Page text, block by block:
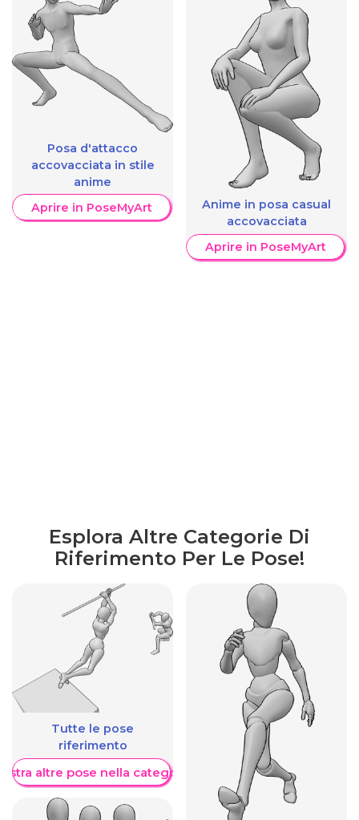
Posa d'attacco
accovacciata in stile
anime
Aprire in PoseMyArt
Anime in posa casual
accovacciata
Aprire in PoseMyArt
Esplora Altre Categorie Di
Riferimento Per Le Pose!
Tutte le pose
riferimento
altre pose nella categoria